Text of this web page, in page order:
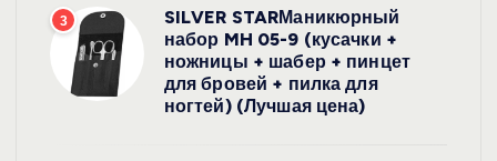
3
SILVER STARМаникюрный
набор MH 05-9 (кусачки +
ножницы + шабер + пинцет
для бровей + пилка для
ногтей) (Лучшая цена)